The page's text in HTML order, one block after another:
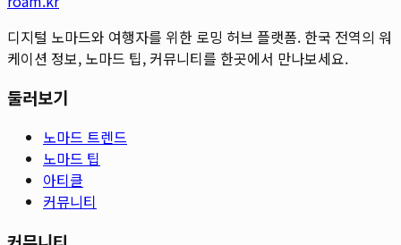
디지털 노마드와 여행자를 위한 로밍 허브 플랫폼. 한국 전역의 워
케이션 정보, 노마드 팁, 커뮤니티를 한곳에서 만나보세요.
둘러보기
노마드 트렌드
노마드 팁
아티클
커뮤니티